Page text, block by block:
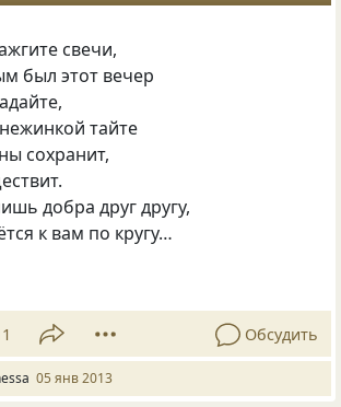
свечи,
был этот вечер
тайте
сохранит,
добра друг другу,
к вам по кругу…
Обсудить
05 янв 2013